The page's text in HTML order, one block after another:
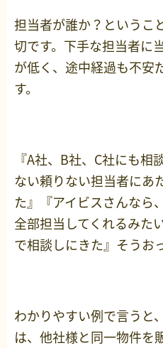
担当者が誰か？というこ
切です。下手な担当者に
が低く、途中経過も不安
す。
『A社、B社、C社にも
ない頼りない担当者にあ
た』『アイビスさんなら
全部担当してくれるみた
で相談しにきた』そうお
わかりやすい例で言うと
は、他社様と同一物件を